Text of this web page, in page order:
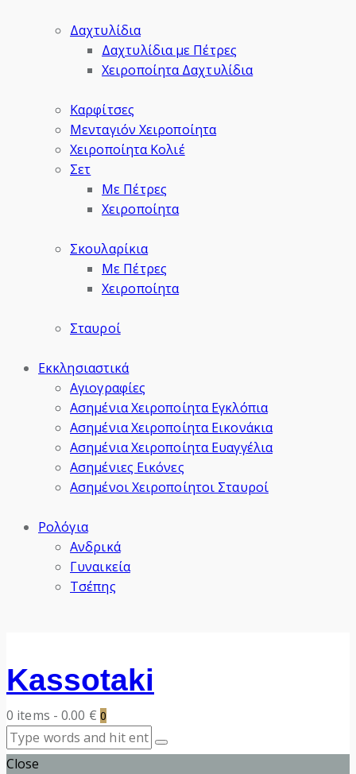
Δαχτυλίδια
Δαχτυλίδια με Πέτρες
Χειροποίητα Δαχτυλίδια
Καρφίτσες
Μενταγιόν Χειροποίητα
Χειροποίητα Κολιέ
Σετ
Με Πέτρες
Χειροποίητα
Σκουλαρίκια
Με Πέτρες
Χειροποίητα
Σταυροί
Εκκλησιαστικά
Αγιογραφίες
Ασημένια Χειροποίητα Εγκλόπια
Ασημένια Χειροποίητα Εικονάκια
Ασημένια Χειροποίητα Ευαγγέλια
Ασημένιες Εικόνες
Ασημένοι Χειροποίητοι Σταυροί
Ρολόγια
Ανδρικά
Γυναικεία
Τσέπης
Kassotaki
0 items - 0.00 € 0
Close